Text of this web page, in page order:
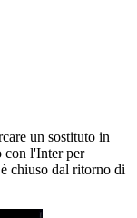
un sostituto in
con l'Inter per
chiuso dal ritorno di